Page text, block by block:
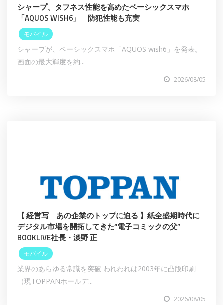
シャープ、タフネス性能を高めたベーシックスマホ
「AQUOS WISH6」 防犯性能も充実
モバイル
シャープが、ベーシックスマホ「AQUOS wish6」を発表。
画面の最大輝度を約...
2026/08/05
【 経営写 あの企業のトップに迫る 】紙全盛期時代に
デジタル市場を開拓してきた“電子コミックの父”
BOOKLIVE社長・淡野 正
モバイル
業界のあらゆる常識を突破 われわれは2003年に凸版印刷
（現TOPPANホールデ...
2026/08/05